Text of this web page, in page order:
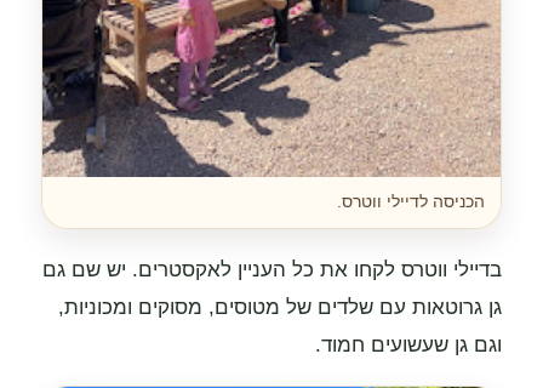
הכניסה לדיילי ווטרס.
בדיילי ווטרס לקחו את כל העניין לאקסטרים. יש שם גם
גן גרוטאות עם שלדים של מטוסים, מסוקים ומכוניות,
וגם גן שעשועים חמוד.